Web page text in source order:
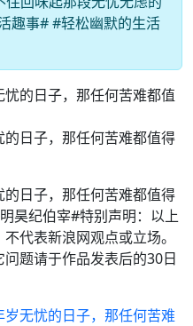
趣事# #轻松幽默的生活
日子，那任何苦难都值得
日子，那任何苦难都值得
昊纪伯宰#特别声明：以上
代表新浪网观点或立场。
题请于作品发表后的30日
无忧的日子，那任何苦难